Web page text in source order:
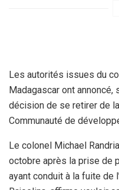
Les autorités issues du
Madagascar ont annoncé,
décision de se retirer de
Communauté de
Le colonel Michael
octobre après la prise de
ayant conduit à la fuite de